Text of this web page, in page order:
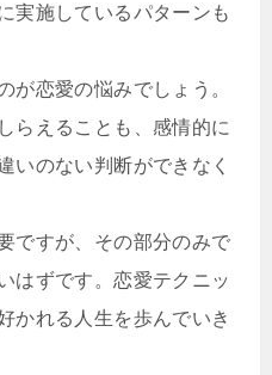
実施しているパターンも
が恋愛の悩みでしょう。
らえることも、感情的に
いのない判断ができなく
ですが、その部分のみで
はずです。恋愛テクニッ
かれる人生を歩んでいき